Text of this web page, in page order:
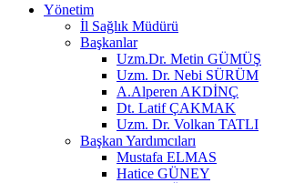
Yönetim
İl Sağlık Müdürü
Başkanlar
Uzm.Dr. Metin GÜMÜŞ
Uzm. Dr. Nebi SÜRÜM
A.Alperen AKDİNÇ
Dt. Latif ÇAKMAK
Uzm. Dr. Volkan TATLI
Başkan Yardımcıları
Mustafa ELMAS
Hatice GÜNEY